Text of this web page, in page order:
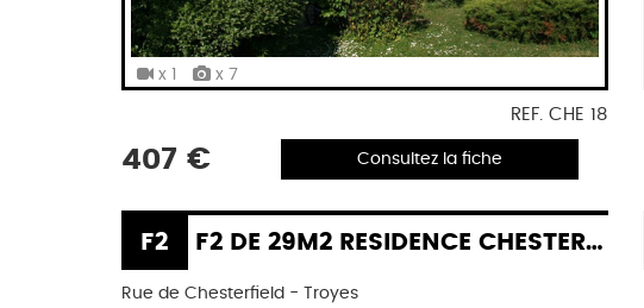
x 1 x 7
REF. CHE 18
407 € Consultez la fiche
F2 F2 DE 29M2 RESIDENCE CHESTERFIELD
Rue de Chesterfield - Troyes